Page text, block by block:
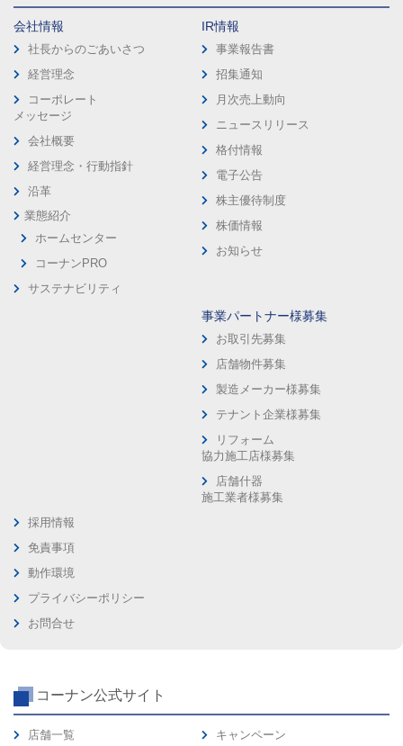
会社情報
社長からのごあいさつ
経営理念
コーポレート
メッセージ
会社概要
経営理念・行動指針
沿革
業態紹介
ホームセンター
コーナンPRO
サステナビリティ
IR情報
事業報告書
招集通知
月次売上動向
ニュースリリース
格付情報
電子公告
株主優待制度
株価情報
お知らせ
事業パートナー様募集
お取引先募集
店舗物件募集
製造メーカー様募集
テナント企業様募集
リフォーム
協力施工店様募集
店舗什器
施工業者様募集
採用情報
免責事項
動作環境
プライバシーポリシー
お問合せ
コーナン公式サイト
店舗一覧
キャンペーン